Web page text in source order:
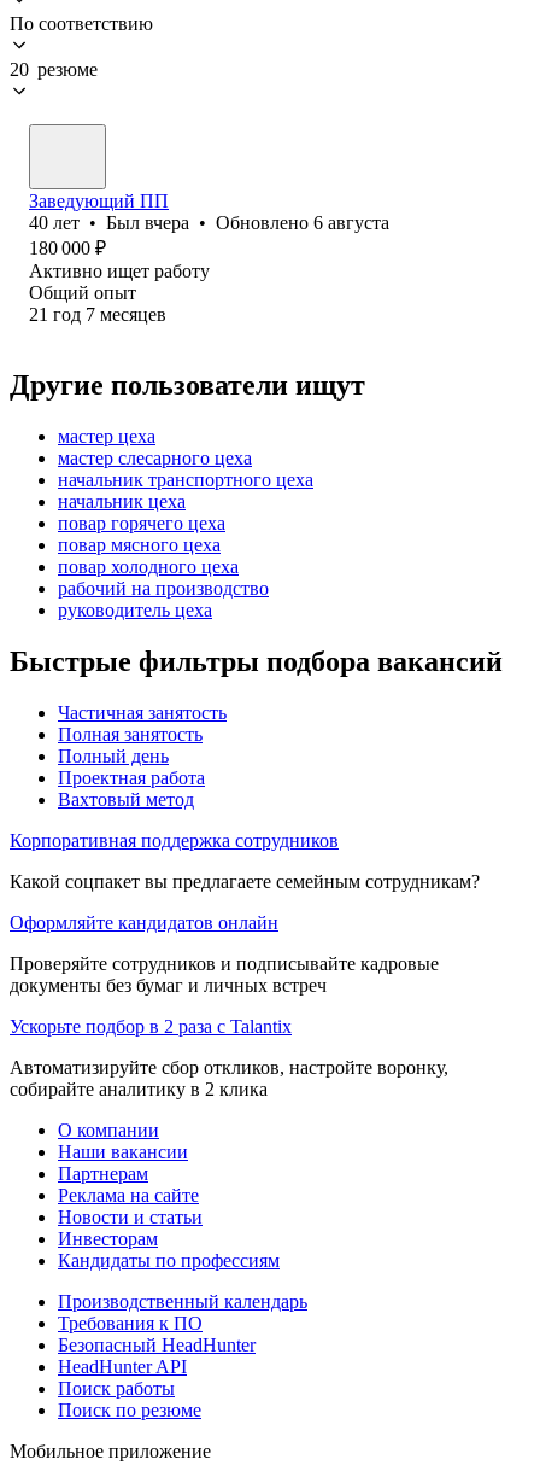
По соответствию
20 резюме
Заведующий ПП
40 лет • Был вчера • Обновлено 6 августа
180 000 ₽
Активно ищет работу
Общий опыт
21 год 7 месяцев
Другие пользователи ищут
мастер цеха
мастер слесарного цеха
начальник транспортного цеха
начальник цеха
повар горячего цеха
повар мясного цеха
повар холодного цеха
рабочий на производство
руководитель цеха
Быстрые фильтры подбора вакансий
Частичная занятость
Полная занятость
Полный день
Проектная работа
Вахтовый метод
Корпоративная поддержка сотрудников
Какой соцпакет вы предлагаете семейным сотрудникам?
Оформляйте кандидатов онлайн
Проверяйте сотрудников и подписывайте кадровые
документы без бумаг и личных встреч
Ускорьте подбор в 2 раза с Talantix
Автоматизируйте сбор откликов, настройте воронку,
собирайте аналитику в 2 клика
О компании
Наши вакансии
Партнерам
Реклама на сайте
Новости и статьи
Инвесторам
Кандидаты по профессиям
Производственный календарь
Требования к ПО
Безопасный HeadHunter
HeadHunter API
Поиск работы
Поиск по резюме
Мобильное приложение